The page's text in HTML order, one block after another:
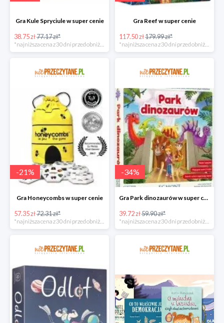
Gra Kule Spryciule w super cenie
38.75 zł77.17 zł*
Gra Reef w super cenie
117.50 zł179.99 zł*
-21%
Gra Honeycombs w super cenie
57.35 zł72.31 zł*
*najniższa cena z 30 dni przed obniżką
-34%
Gra Park dinozaurów w super cenie
39.72 zł59.90 zł*
*najniższa cena z 30 dni przed obniżką